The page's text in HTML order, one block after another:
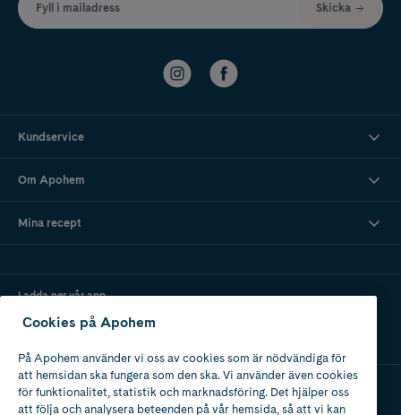
Fyll i mailadress Skicka
Kundservice
Om Apohem
Mina recept
Ladda ner vår app
Apotek med tillstånd
Cookies på Apohem
På Apohem använder vi oss av cookies som är nödvändiga för
att hemsidan ska fungera som den ska. Vi använder även cookies
för funktionalitet, statistik och marknadsföring. Det hjälper oss
att följa och analysera beteenden på vår hemsida, så att vi kan